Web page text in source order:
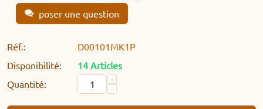
poser une question
Réf.:
D00101MK1P
Disponibilité:
14 Articles
Quantité:
+
−